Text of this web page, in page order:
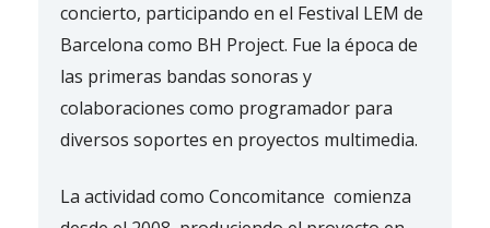
concierto, participando en el Festival LEM de
Barcelona como BH Project. Fue la época de
las primeras bandas sonoras y
colaboraciones como programador para
diversos soportes en proyectos multimedia.
La actividad como Concomitance comienza